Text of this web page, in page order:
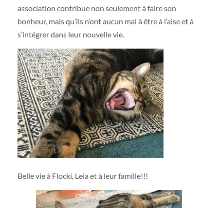
association contribue non seulement à faire son
bonheur, mais qu’ils n’ont aucun mal à être à l’aise et à
s’intégrer dans leur nouvelle vie.
Belle vie à Flocki, Leia et à leur famille!!!